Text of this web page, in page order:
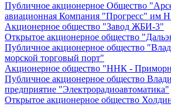
Публичное акционерное Общество
авиационная Компания "Прогресс" им
Акционерное общество "Завод ЖБИ-3"
Открытое акционерное общество
Публичное акционерное общество
морской торговый порт"
Акционерное общество "ННК -
Публичное акционерное общество
предприятие "Электрорадиоавтоматика"
Открытое акционерное общество